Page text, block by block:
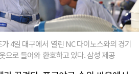
4일 대구에서 열린 NC 다이노스와의 경기
으로 들어와 환호하고 있다. 삼성 제공